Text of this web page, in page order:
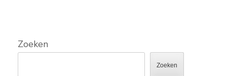
Zoeken
Zoeken